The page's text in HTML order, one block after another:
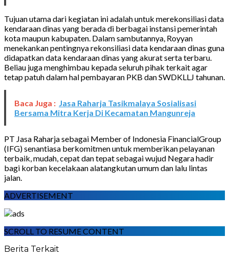
Tujuan utama dari kegiatan ini adalah untuk merekonsiliasi data
kendaraan dinas yang berada di berbagai instansi pemerintah
kota maupun kabupaten. Dalam sambutannya, Royyan
menekankan pentingnya rekonsiliasi data kendaraan dinas guna
didapatkan data kendaraan dinas yang akurat serta terbaru.
Beliau juga menghimbau kepada seluruh pihak terkait agar
tetap patuh dalam hal pembayaran PKB dan SWDKLLJ tahunan.
Baca Juga : Jasa Raharja Tasikmalaya Sosialisasi
Bersama Mitra Kerja Di Kecamatan Mangunreja
PT Jasa Raharjasebagai Memberof Indonesia FinancialGroup
(IFG)senantiasa berkomitmen untuk memberikan pelayanan
terbaik, mudah, cepat dan tepat sebagai wujud Negarahadir
bagi korban kecelakaan alatangkutan umumdan lalu lintas
jalan.
ADVERTISEMENT
SCROLL TO RESUME CONTENT
Berita Terkait